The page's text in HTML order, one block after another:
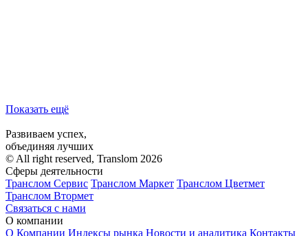
Показать ещё
Развиваем успех,
объединяя лучших
© All right reserved, Translom 2026
Сферы деятельности
Транслом Сервис Транслом Маркет Транслом Цветмет
Транслом Втормет
Связаться с нами
О компании
О Компании Индексы рынка Новости и аналитика Контакты